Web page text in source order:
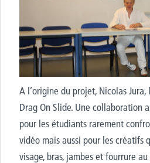
A l’origine du projet, Nicolas
Drag On Slide. Une collaboration
pour les étudiants rarement
vidéo mais aussi pour les créatifs
visage, bras, jambes et fourrure